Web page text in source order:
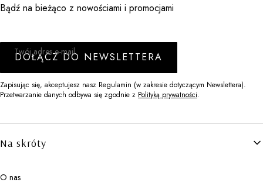
Bądź na bieżąco z nowościami i promocjami
Twój adres e-mail
DOŁĄCZ DO NEWSLETTERA
Zapisując się, akceptujesz nasz Regulamin (w zakresie dotyczącym Newslettera).
Przetwarzanie danych odbywa się zgodnie z Polityką prywatności.
Linki w stopce
Na skróty
O nas